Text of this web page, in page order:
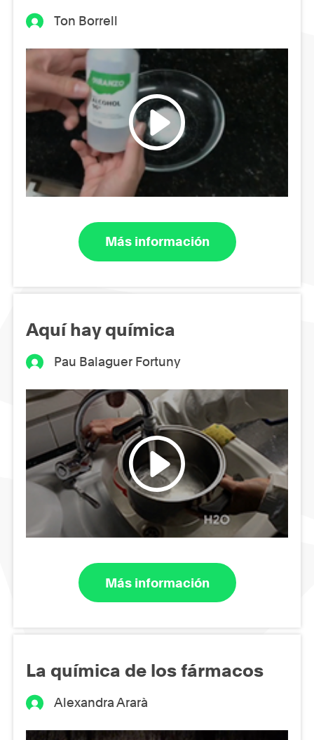
Ton Borrell
Más información
Aquí hay química
Pau Balaguer Fortuny
Más información
La química de los fármacos
Alexandra Ararà